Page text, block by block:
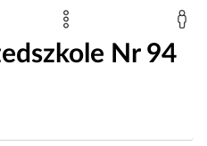
Nr 94